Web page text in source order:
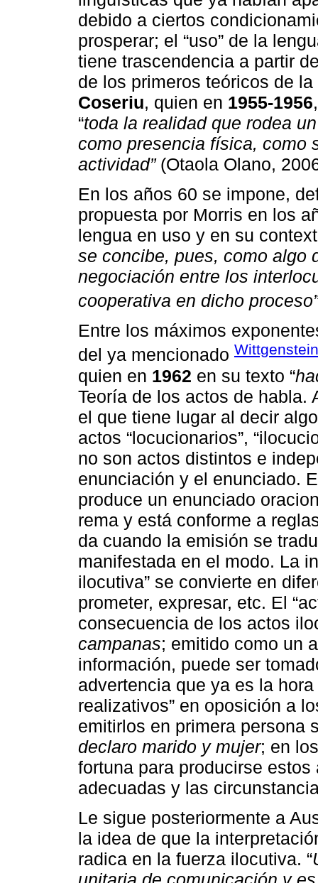
debido a ciertos
prosperar; el “uso” de la
tiene trascendencia a partir
de los primeros teóricos de
Coseriu, quien en 1955-1956
“toda la realidad que rodea
como presencia física, como
actividad”(Otaola Olano,
En los años 60 se impone,
propuesta por Morris en los
lengua en uso y en su
se concibe, pues, como algo
negociación entre los
cooperativa en dicho proceso”
Entre los máximos
del ya mencionado
quien en 1962 en su texto “
Teoría de los actos de habla.
el que tiene lugar al decir
actos “locucionarios”,
no son actos distintos e
enunciación y el enunciado.
produce un enunciado
rema y está conforme a
da cuando la emisión se
manifestada en el modo. La
ilocutiva” se convierte en
prometer, expresar, etc. El
consecuencia de los actos
campanas; emitido como un
información, puede ser
advertencia que ya es la
realizativos” en oposición a
emitirlos en primera persona
declaro marido y mujer; en
fortuna para producirse
adecuadas y las
Le sigue posteriormente a
la idea de que la
radica en la fuerza ilocutiva. “